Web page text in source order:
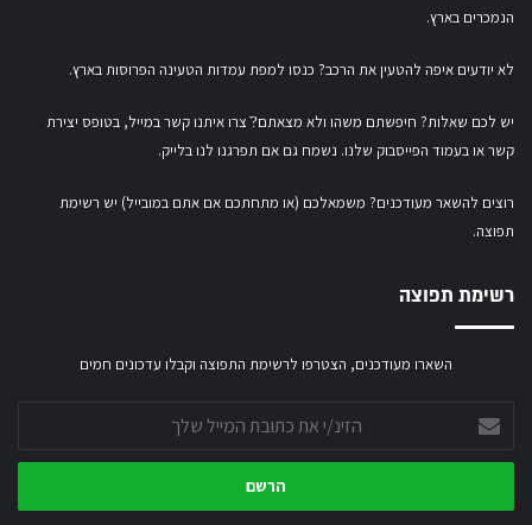
הנמכרים בארץ.
לא יודעים איפה להטעין את הרכב? כנסו למפת עמדות הטעינה הפרוסות בארץ.
יש לכם שאלות? חיפשתם משהו ולא מצאתם?ֿ צרו איתנו קשר במייל, בטופס יצירת
קשראובעמוד הפייסבוק שלנו. נשמח גם אם תפרגנו לנו בלייק.
רוצים להשאר מעודכנים? משמאלכם (או מתחתכם אם אתם במובייל) יש רשימת
תפוצה.
רשימת תפוצה
השארו מעודכנים, הצטרפו לרשימת התפוצה וקבלו עדכונים חמים
את
כתובת
שלך